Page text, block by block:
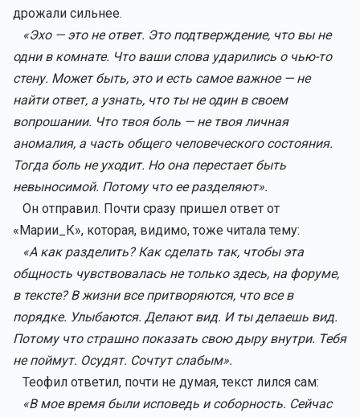
дрожали сильнее.
«Эхо — это не ответ. Это подтверждение, что вы не
одни в комнате. Что ваши слова ударились о чью-то
стену. Может быть, это и есть самое важное — не
найти ответ, а узнать, что ты не один в своем
вопрошании. Что твоя боль — не твоя личная
аномалия, а часть общего человеческого состояния.
Тогда боль не уходит. Но она перестает быть
невыносимой. Потому что ее разделяют».
Он отправил. Почти сразу пришел ответ от
«Марии_К», которая, видимо, тоже читала тему:
«А как разделить? Как сделать так, чтобы эта
общность чувствовалась не только здесь, на форуме,
в тексте? В жизни все притворяются, что все в
порядке. Улыбаются. Делают вид. И ты делаешь вид.
Потому что страшно показать свою дыру внутри. Тебя
не поймут. Осудят. Сочтут слабым».
Теофил ответил, почти не думая, текст лился сам:
«В мое время были исповедь и соборность. Сейчас